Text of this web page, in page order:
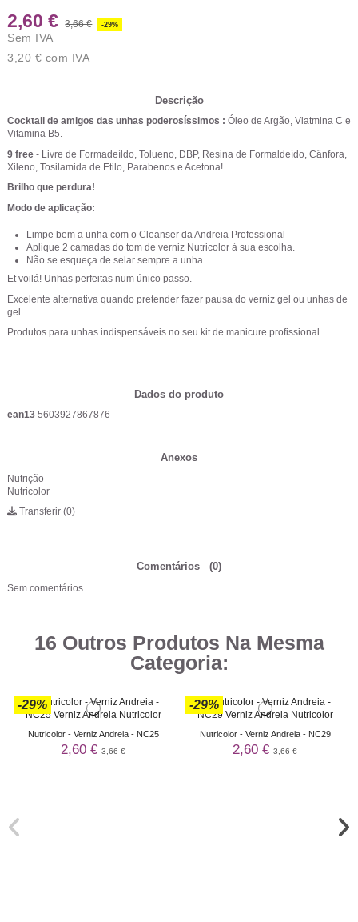
2,60 € 3,66 € -29%
Sem IVA
3,20 € com IVA
Descrição
Cocktail de amigos das unhas poderosíssimos : Óleo de Argão, Viatmina C e
Vitamina B5.
9 free - Livre de Formadeíldo, Tolueno, DBP, Resina de Formaldeído, Cânfora,
Xileno, Tosilamida de Etilo, Parabenos e Acetona!
Brilho que perdura!
Modo de aplicação:
Limpe bem a unha com o Cleanser da Andreia Professional
Aplique 2 camadas do tom de verniz Nutricolor à sua escolha.
Não se esqueça de selar sempre a unha.
Et voilá! Unhas perfeitas num único passo.
Excelente alternativa quando pretender fazer pausa do verniz gel ou unhas de
gel.
Produtos para unhas indispensáveis no seu kit de manicure profissional.
Dados do produto
ean13 5603927867876
Anexos
Nutrição
Nutricolor
Transferir (0)
Comentários (0)
Sem comentários
16 Outros Produtos Na Mesma
Categoria:
-29%
Nutricolor - Verniz Andreia - NC25
2,60 € 3,66 €
-29%
Nutricolor - Verniz Andreia - NC29
2,60 € 3,66 €